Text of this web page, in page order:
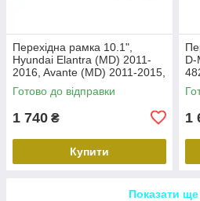
Перехідна рамка 10.1",
Hyundai Elantra (MD) 2011-
2016, Avante (MD) 2011-2015,
Carav 22-2314
Готово до відправки
1 740 ₴
Купити
D-
1
Показати ще